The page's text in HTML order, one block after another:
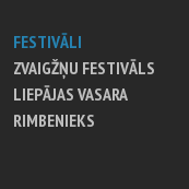
FESTIVĀLI
ZVAIGŽŅU FESTIVĀLS
LIEPĀJAS VASARA
RIMBENIEKS